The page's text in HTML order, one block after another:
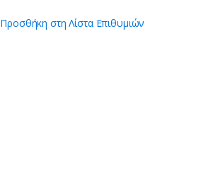
Προσθήκη στη Λίστα Επιθυμιών